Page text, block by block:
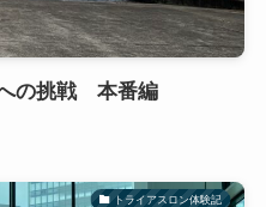
への挑戦 本番編
トライアスロン体験記